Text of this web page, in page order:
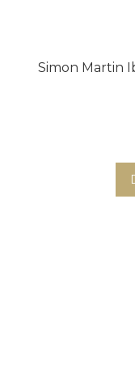
Simon Martin